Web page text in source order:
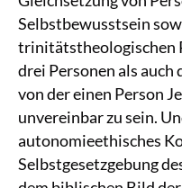
Selbstbewusstsein
trinitätstheologischen
drei Personen als
von der einen Person
unvereinbar zu sein.
autonomieethisches
Selbstgesetzgebung